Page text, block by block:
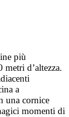
più
metri d’altezza.
a
una cornice
momenti di